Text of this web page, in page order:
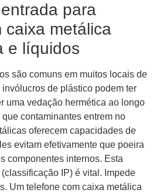
para
caixa metálica
e líquidos
são comuns em muitos locais de
de plástico podem ter
uma vedação hermética ao longo
contaminantes entrem no
oferecem capacidades de
evitam efetivamente que poeira
componentes internos. Esta
(classificação IP) é vital. Impede
Um telefone com caixa metálica